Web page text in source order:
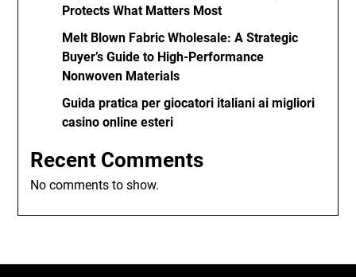
Protects What Matters Most
Melt Blown Fabric Wholesale: A Strategic
Buyer’s Guide to High-Performance
Nonwoven Materials
Guida pratica per giocatori italiani ai migliori
casino online esteri
Recent Comments
No comments to show.